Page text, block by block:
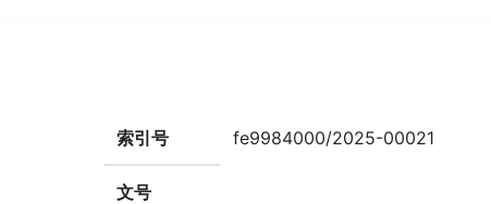
索引号 fe9984000/2025-00021
文号